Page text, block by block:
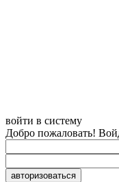
войти в систему
Добро пожаловать!